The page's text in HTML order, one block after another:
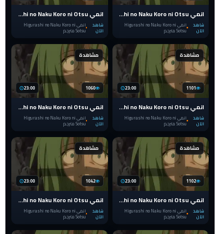
انمي Higurashi no Naku Koro ni Otsu الحلقة 12 مترجم
شاهد
الآن
انمي Higurashi no Naku Koro ni
Sotsu مترجم
انمي Higurashi no Naku Koro ni Otsu الحلقة 11 مترجم
شاهد
الآن
انمي Higurashi no Naku Koro ni
Sotsu مترجم
مشاهدة
23:00 1101
انمي Higurashi no Naku Koro ni Otsu الحلقة 10 مترجم
شاهد
الآن
انمي Higurashi no Naku Koro ni
Sotsu مترجم
مشاهدة
23:00 1060
انمي Higurashi no Naku Koro ni Otsu الحلقة 9 مترجم
شاهد
الآن
انمي Higurashi no Naku Koro ni
Sotsu مترجم
مشاهدة
23:00 1102
انمي Higurashi no Naku Koro ni Otsu الحلقة 8 مترجم
شاهد
الآن
انمي Higurashi no Naku Koro ni
Sotsu مترجم
مشاهدة
23:00 1042
انمي Higurashi no Naku Koro ni Otsu الحلقة 7 مترجم
شاهد
الآن
انمي Higurashi no Naku Koro ni
Sotsu مترجم